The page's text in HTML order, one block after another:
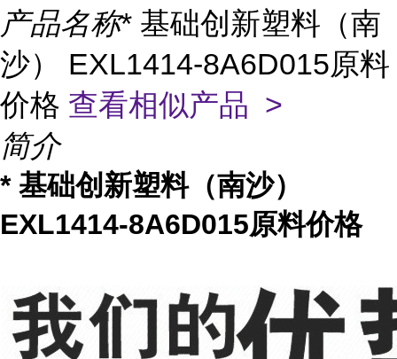
产品名称* 基础创新塑料（南
沙） EXL1414-8A6D015原料
价格 查看相似产品 >
简介
* 基础创新塑料（南沙）
EXL1414-8A6D015原料价格